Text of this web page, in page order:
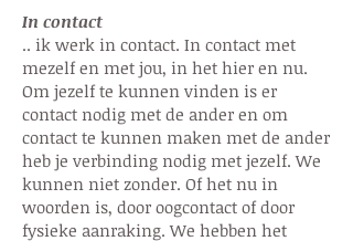
In contact
.. ik werk in contact. In contact met
mezelf en met jou, in het hier en nu.
Om jezelf te kunnen vinden is er
contact nodig met de ander en om
contact te kunnen maken met de ander
heb je verbinding nodig met jezelf.We
kunnen niet zonder. Of het nu in
woorden is, door oogcontact of door
fysieke aanraking. We hebben het